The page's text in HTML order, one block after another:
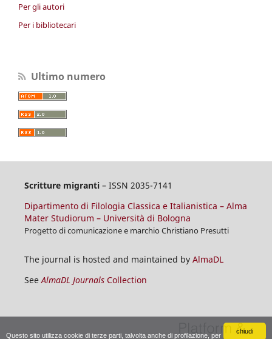
chiudi
Questo sito utilizza cookie di terze parti, talvolta anche di profilazione, per
Per gli autori
Per i bibliotecari
Ultimo numero
Scritture migranti– ISSN 2035-7141
Dipartimento di Filologia Classica e Italianistica – Alma
Mater Studiorum – Università di Bologna
Progetto di comunicazione e marchio Christiano Presutti
The journal is hosted and maintained by AlmaDL
See AlmaDL JournalsCollection